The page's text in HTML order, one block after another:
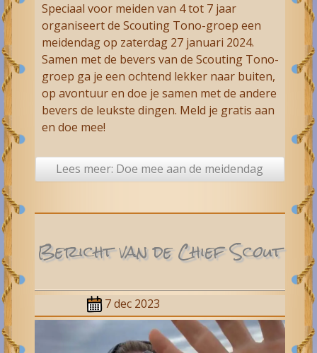
Speciaal voor meiden van 4 tot 7 jaar
organiseert de Scouting Tono-groep een
meidendag op zaterdag 27 januari 2024.
Samen met de bevers van de Scouting Tono-
groep ga je een ochtend lekker naar buiten,
op avontuur en doe je samen met de andere
bevers de leukste dingen. Meld je gratis aan
en doe mee!
Lees meer: Doe mee aan de meidendag
Bericht van de Chief Scout
7 dec 2023